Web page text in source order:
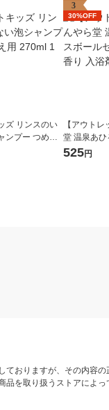
ズ リンスのい
ンプー つめか
花王
3
30%OFF
【アウト
堂 温泉あ
ット ゆずの
525円
おりますが、その内容
品を取り扱うストアによ